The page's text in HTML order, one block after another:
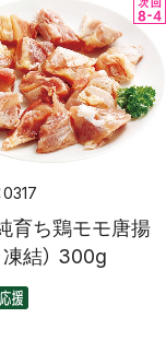
0317
育ち鶏モモ唐揚
凍結） 300g